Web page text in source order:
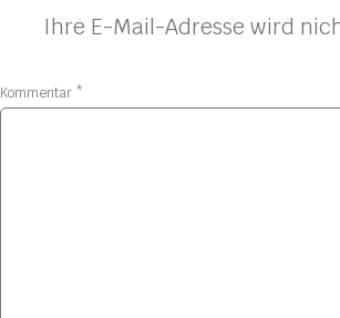
Ihre E-Mail-Adresse wird
Kommentar *